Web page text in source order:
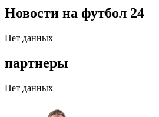
Новости на футбол 24
Нет данных
партнеры
Нет данных